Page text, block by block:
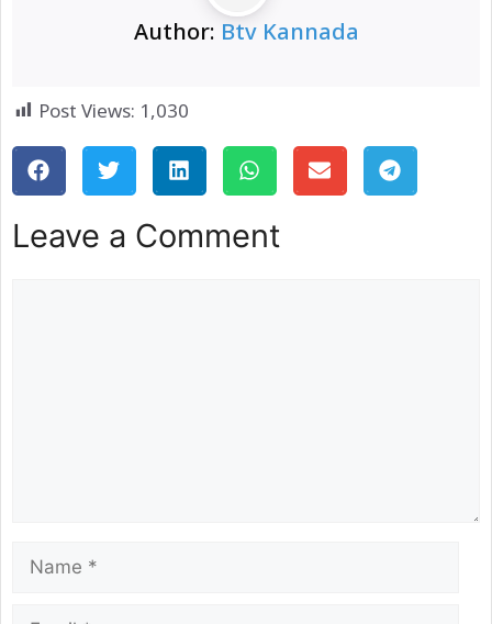
Author: Btv Kannada
Post Views: 1,030
Leave a Comment